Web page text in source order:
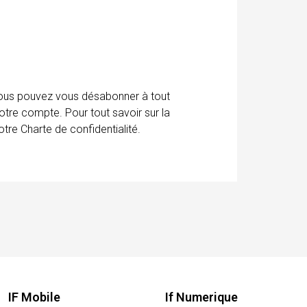
pouvez vous désabonner à tout
compte. Pour tout savoir sur la
Charte de confidentialité.
IF Mobile If Numerique